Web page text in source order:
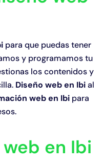
para que puedas tener
y programamos tu
los contenidos y
Diseño web en Ibial
web en Ibi para
en Ibi